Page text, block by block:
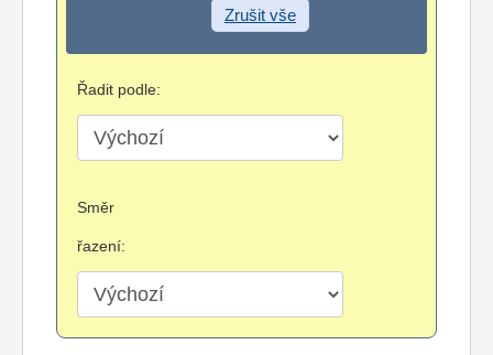
Zrušit vše
Řadit podle:
Směr
řazení: